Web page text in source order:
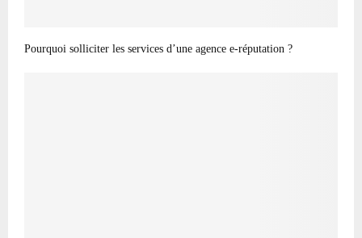
Pourquoi solliciter les services d’une agence e-réputation ?